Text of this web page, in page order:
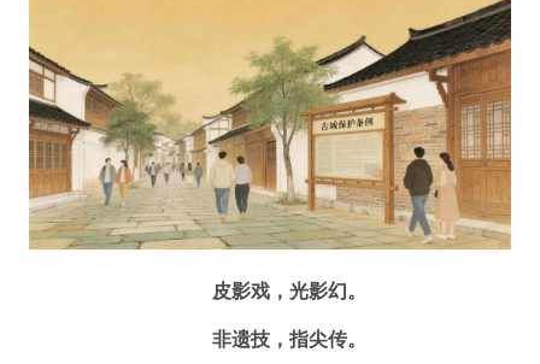
皮影戏，光影幻。
非遗技，指尖传。